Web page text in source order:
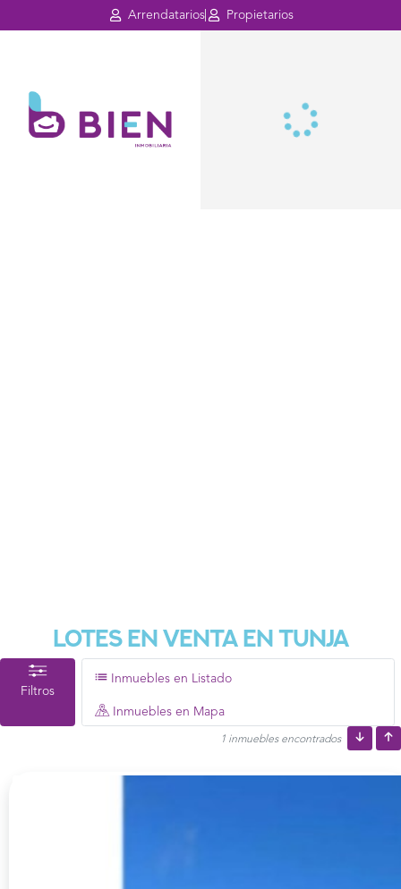
Arrendatarios Propietarios
Lotes En Venta En Tunja
Filtros
Inmuebles en Listado
Inmuebles en Mapa
1 inmuebles encontrados